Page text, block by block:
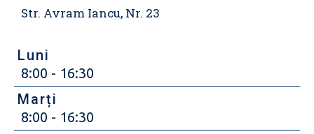
Str. Avram Iancu, Nr. 23
Luni
8:00 - 16:30
Marți
8:00 - 16:30